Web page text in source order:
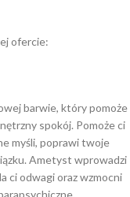
ofercie:
barwie, który pomoże
spokój. Pomoże ci
myśli, poprawi twoje
Ametyst wprowadzi
ci odwagi oraz wzmocni